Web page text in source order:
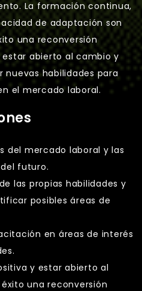
La formación continua,
de adaptación son
una reconversión
abierto al cambio y
nuevas habilidades para
el mercado laboral.
del mercado laboral y las
futuro.
las propias habilidades y
posibles áreas de
en áreas de interés
y estar abierto al
una reconversión